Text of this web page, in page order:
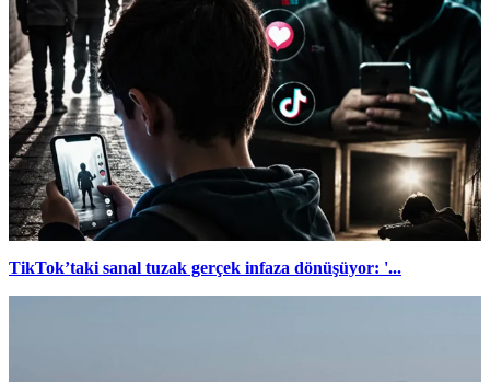
TikTok’taki sanal tuzak gerçek infaza dönüşüyor: '...